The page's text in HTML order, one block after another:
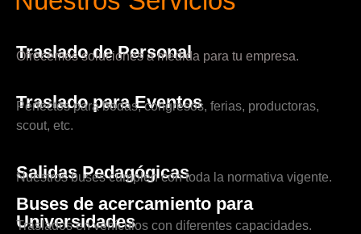
Traslado de Personal
Ofrecemos soluciones a medida para tu empresa.
Traslado para Eventos
Perfectos para bodas, congresos, ferias, productoras,
scout, etc.
Salidas Pedagógicas
Nuestros buses cumplen con toda la normativa vigente.
Buses de acercamiento para
Universidades
Traslados en vehículos con diferentes capacidades.